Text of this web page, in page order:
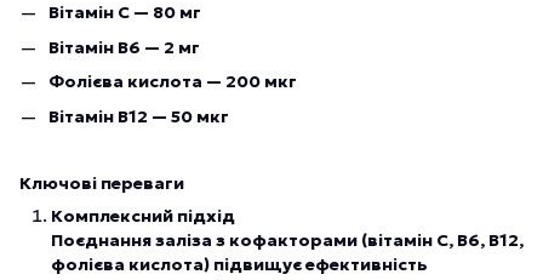
Вітамін C — 80 мг
Вітамін B6 — 2 мг
Фолієва кислота — 200 мкг
Вітамін B12 — 50 мкг
Ключові переваги
Комплексний підхід
Поєднання заліза з кофакторами (вітамін C, B6, B12,
фолієва кислота) підвищує ефективність